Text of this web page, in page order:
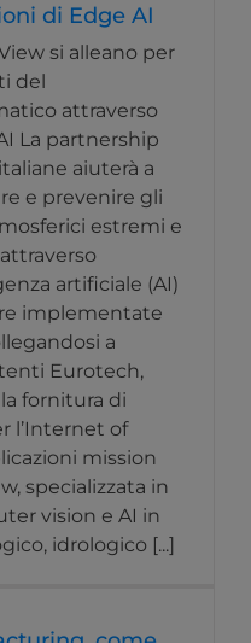
di Edge AI
si alleano per
del
attraverso
La partnership
aiuterà a
e prevenire gli
estremi e
artificiale (AI)
implementate
a
Eurotech,
fornitura di
l’Internet of
mission
specializzata in
vision e AI in
idrologico [...]